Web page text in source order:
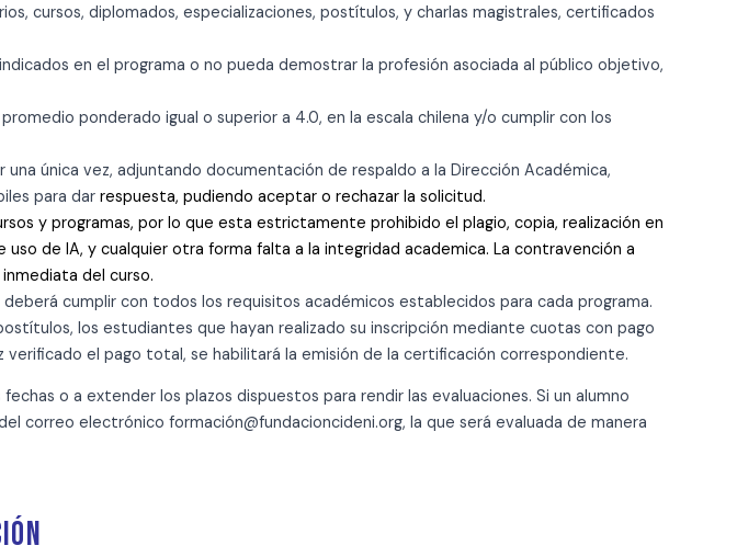
cursos, diplomados, especializaciones, postítulos, y charlas magistrales, certificados
en el programa o no pueda demostrar la profesión asociada al público objetivo,
ponderado igual o superior a 4.0, en la escala chilena y/o cumplir con los
única vez, adjuntando documentación de respaldo a la Dirección Académica,
para dar respuesta, pudiendo aceptar o rechazar la solicitud.
y programas, por lo que esta estrictamente prohibido el plagio, copia, realización en
de IA, y cualquier otra forma falta a la integridad academica. La contravención a
del curso.
cumplir con todos los requisitos académicos establecidos para cada programa.
los estudiantes que hayan realizado su inscripción mediante cuotas con pago
el pago total, se habilitará la emisión de la certificación correspondiente.
o a extender los plazos dispuestos para rendir las evaluaciones. Si un alumno
correo electrónico formación@fundacioncideni.org, la que será evaluada de manera